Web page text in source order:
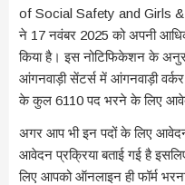
of Social Safety and Girls
ने 17 नवंबर 2025 को अपनी
किया है। इस नोटिफिकेशन के
आंगनवाड़ी सेंटर्स में आंगनवाड़ी
के कुल 6110 पद भरने के लिए
अगर आप भी इन पदों के लिए
आवेदन प्रक्रिया बताई गई है
लिए आपको ऑनलाइन ही फॉर्म